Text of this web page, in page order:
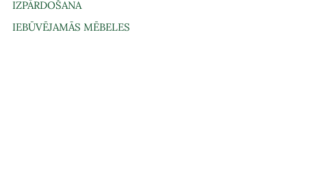
IZPĀRDOŠANA
IEBŪVĒJAMĀS MĒBELES